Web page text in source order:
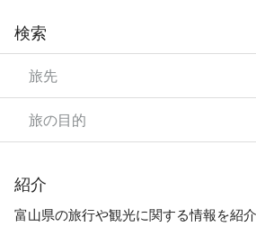
検索
旅先
旅の目的
紹介
富山県の旅行や観光に関する情報を紹